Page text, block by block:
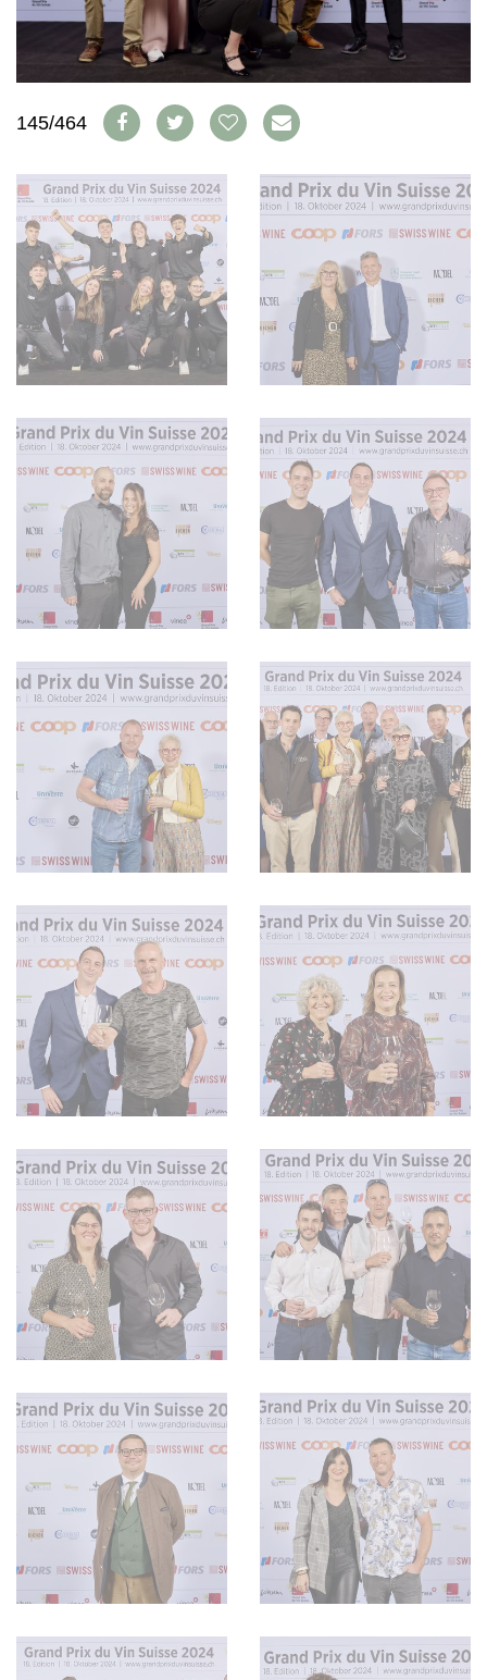
ABO
AUSGABE
ARCHIV
VORTEILSWELT
BÜCHER
WEINSZENE
PORTRAITS
VINOPHILES
ANMELDEN
AWARDS
GEWINNSPIELE
VORTEILSWELT
TRINKREIFETABELLE
ABO
WEINSUCHE
NEWSLETTER
WINE TRADE CLUB
REDAKTION
JOBS
WERBUNG
IMPRESSUM
AGB & DATENSCHUTZ
145/464